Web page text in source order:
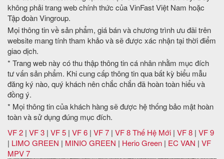
không phải trang web chính thức của VinFast Việt Nam hoặc
Tập đoàn Vingroup.
Mọi thông tin về sản phẩm, giá bán và chương trình ưu đãi trên
website mang tính tham khảo và sẽ được xác nhận tại thời điểm
giao dịch.
* Trang web này có thu thập thông tin cá nhân nhằm mục đích
tư vấn sản phẩm. Khi cung cấp thông tin qua bất kỳ biểu mẫu
đăng ký nào, quý khách nên chắc chắn đã hoàn toàn hiểu và
đồng ý.
* Mọi thông tin của khách hàng sẽ được hệ thống bảo mật hoàn
toàn và sử dụng đúng mục đích.
VF 2 | VF 3 | VF 5 | VF 6 | VF 7 | VF 8 Thế Hệ Mới | VF 8 | VF 9
| LIMO GREEN | MINIO GREEN | Herio Green | EC VAN | VF
MPV 7